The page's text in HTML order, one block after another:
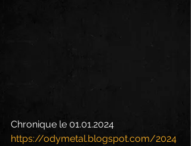
Chronique le 01.01.2024
https://odymetal.blogspot.com/2024